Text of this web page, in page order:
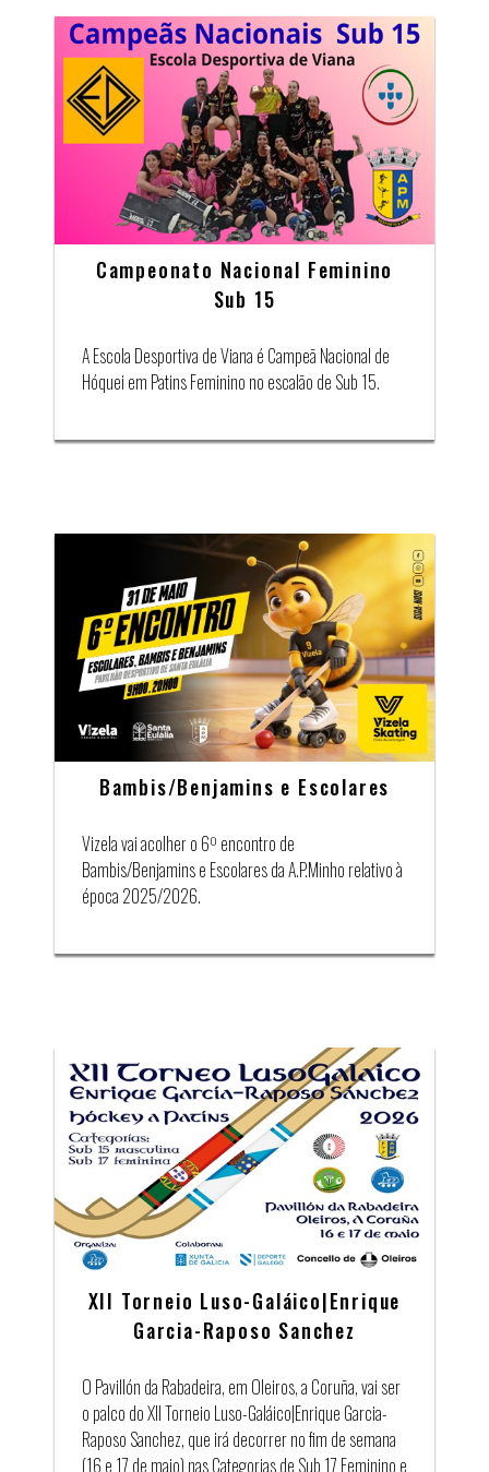
Campeonato Nacional Feminino
Sub 15
A Escola Desportiva de Viana é Campeã Nacional de
Hóquei em Patins Feminino no escalão de Sub 15.
Bambis/Benjamins e Escolares
Vizela vai acolher o 6º encontro de
Bambis/Benjamins e Escolares da A.P.Minho relativo à
época 2025/2026.
XII Torneio Luso-Galáico|Enrique
Garcia-Raposo Sanchez
O Pavillón da Rabadeira, em Oleiros, a Coruña, vai ser
o palco do XII Torneio Luso-Galáico|Enrique Garcia-
Raposo Sanchez, que irá decorrer no fim de semana
(16 e 17 de maio) nas Categorias de Sub 17 Feminino e